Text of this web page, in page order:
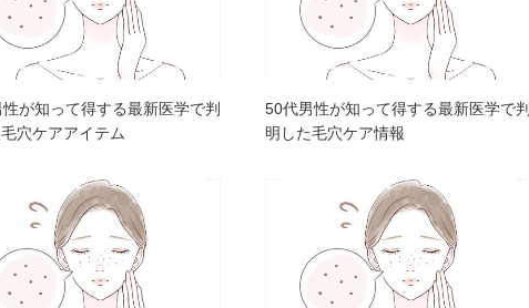
が知って得する最新医学で判
穴ケアアイテム
50代男性が知って得する最新医学で判
明した毛穴ケア情報